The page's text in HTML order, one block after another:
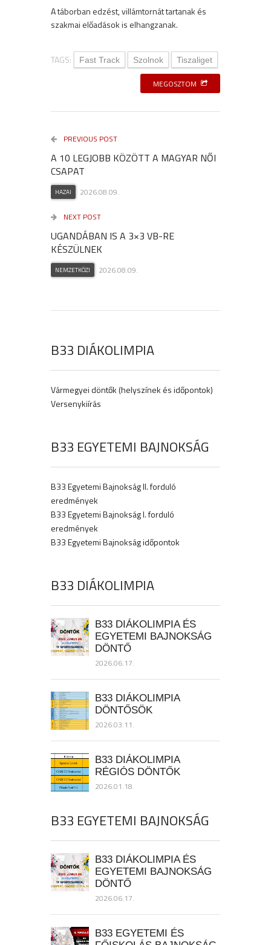
A táborban edzést, villámtornát tartanak és
szakmai előadások is elhangzanak.
TAGS: Fast Track Szolnok Tiszaliget
MEGOSZTOM
PREVIOUS POST
A 10 LEGJOBB KÖZÖTT A MAGYAR NŐI
CSAPAT
HAZAI 2026.08.09.
NEXT POST
UGANDÁBAN IS A 3×3 VB-RE
KÉSZÜLNEK
NEMZETKÖZI 2026.08.09.
B33 DIÁKOLIMPIA
Vármegyei döntők (helyszínek és időpontok)
Versenykiírás
B33 EGYETEMI BAJNOKSÁG
B33 Egyetemi Bajnokság II. forduló
eredmények
B33 Egyetemi Bajnokság I. forduló
eredmények
B33 Egyetemi Bajnokság időpontok
B33 DIÁKOLIMPIA
B33 DIÁKOLIMPIA ÉS
EGYETEMI BAJNOKSÁG
DÖNTŐ
2026.06.17.
B33 DIÁKOLIMPIA
DÖNTŐSÖK
2026.03.11.
B33 DIÁKOLIMPIA
RÉGIÓS DÖNTŐK
2026.01.18.
B33 EGYETEMI BAJNOKSÁG
B33 DIÁKOLIMPIA ÉS
EGYETEMI BAJNOKSÁG
DÖNTŐ
2026.06.17.
B33 EGYETEMI ÉS